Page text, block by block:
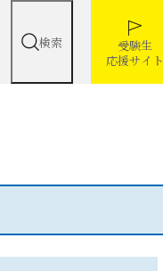
検索
受験生
応援サイト